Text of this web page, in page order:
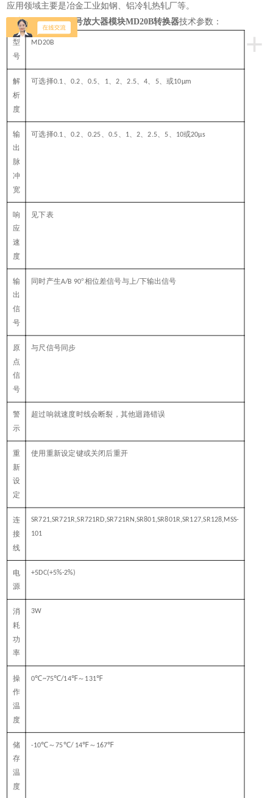
应用领域主要是冶金工业如钢、铝冷轧热轧厂等。
日本Magnescale信号放大器模块MD20B转换器技术参数：
+
型
号
MD20B
解
析
度
可选择0.1、0.2、 0.5、 1、2、2.5、4、 5、或10µm
输
出
脉
冲
宽
可选择0.1、0.2、 0.25、0.5、 1、2、2.5、5、 10或20µs
响
应
速
度
见下表
输
出
信
号
同时产生A/B 90°相位差信号与上/下输出信号
原
点
信
号
与尺信号同步
警
示
超过响就速度时线会断裂，其他迴路错误
重
新
设
定
使用重新设定键或关闭后重开
连
接
线
SR721,SR721R,SR721RD,SR721RN,SR801,SR801R,SR127,SR128,MSS-
101
电
源
+5DC(+5%-2%)
消
耗
功
率
3W
操
作
温
度
0℃~75℃/14℉～ 131℉
储
存
温
度
-10℃～75℃/ 14℉～ 167℉